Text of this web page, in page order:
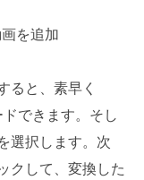
を追加
ると、素早く
できます。そし
選択します。次
クして、変換した